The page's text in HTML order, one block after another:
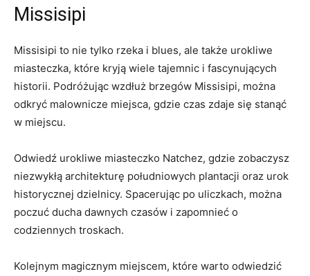
Missisipi
Missisipi to nie tylko rzeka i blues, ale także urokliwe
miasteczka, które kryją wiele tajemnic i fascynujących
historii. Podróżując wzdłuż brzegów Missisipi, można
odkryć malownicze miejsca, gdzie czas zdaje się stanąć
w miejscu.
Odwiedź urokliwe miasteczko Natchez, gdzie zobaczysz
niezwykłą architekturę południowych plantacji oraz urok
historycznej dzielnicy. Spacerując po uliczkach, można
poczuć ducha dawnych czasów i zapomnieć o
codziennych troskach.
Kolejnym magicznym miejscem, które warto odwiedzić